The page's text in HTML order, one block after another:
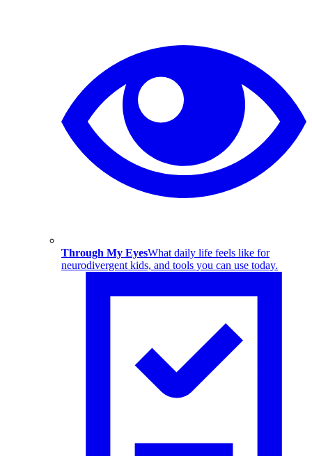
Through My EyesWhat daily life feels like for
neurodivergent kids, and tools you can use today.